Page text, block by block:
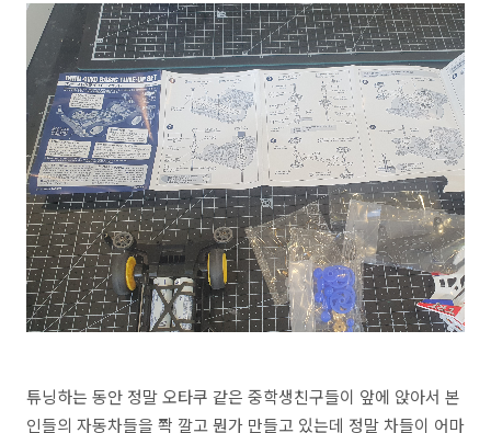
튜닝하는 동안 정말 오타쿠 같은 중학생친구들이 앞에 앉아서 본
인들의 자동차들을 쫙 깔고 뭔가 만들고 있는데 정말 차들이 어마